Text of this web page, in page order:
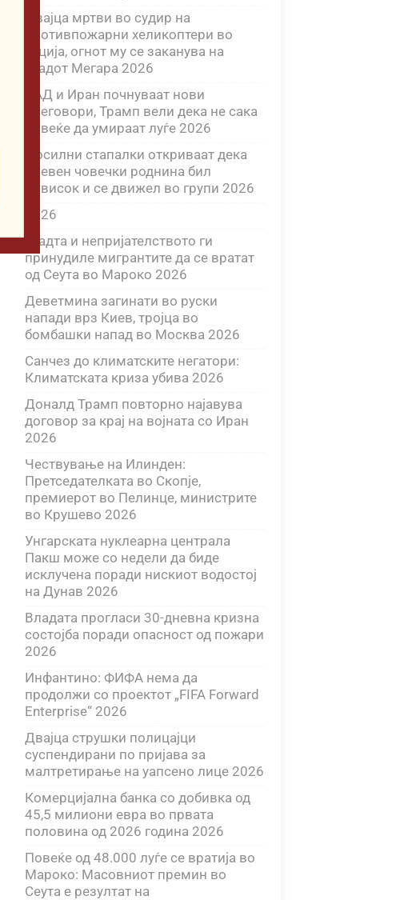
Двајца мртви во судир на
противпожарни хеликоптери во
Грција, огнот му се заканува на
градот Мегара 2026
САД и Иран почнуваат нови
преговори, Трамп вели дека не сака
повеќе да умираат луѓе 2026
Фосилни стапалки откриваат дека
древен човечки роднина бил
повисок и се движел во групи 2026
2026
Гладта и непријателството ги
принудиле мигрантите да се вратат
од Сеута во Мароко 2026
Деветмина загинати во руски
напади врз Киев, тројца во
бомбашки напад во Москва 2026
Санчез до климатските негатори:
Климатската криза убива 2026
Доналд Трамп повторно најавува
договор за крај на војната со Иран
2026
Чествување на Илинден:
Претседателката во Скопје,
премиерот во Пелинце, министрите
во Крушево 2026
Унгарската нуклеарна централа
Пакш може со недели да биде
исклучена поради нискиот водостој
на Дунав 2026
Владата прогласи 30-дневна кризна
состојба поради опасност од пожари
2026
Инфантино: ФИФА нема да
продолжи со проектот „FIFA Forward
Enterprise“ 2026
Двајца струшки полицајци
суспендирани по пријава за
малтретирање на уапсено лице 2026
Комерцијална банка со добивка од
45,5 милиони евра во првата
половина од 2026 година 2026
Повеќе од 48.000 луѓе се вратија во
Мароко: Масовниот премин во
Сеута е резултат на